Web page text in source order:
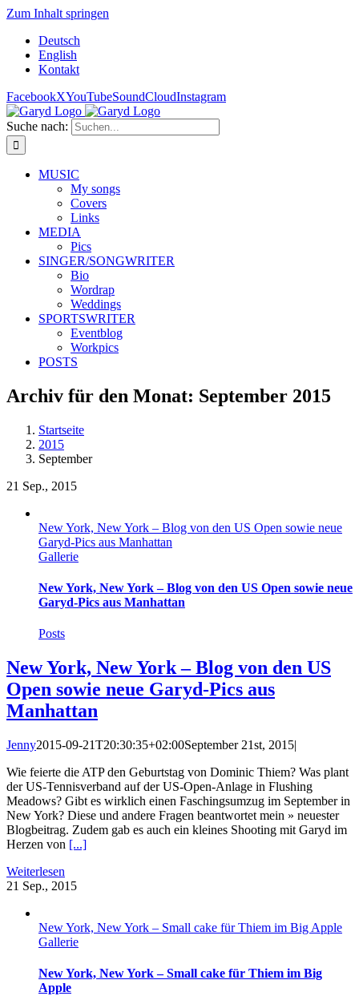
Zum Inhalt springen
Deutsch
English
Kontakt
FacebookXYouTubeSoundCloudInstagram
Suche nach:
MUSIC
My songs
Covers
Links
MEDIA
Pics
SINGER/SONGWRITER
Bio
Wordrap
Weddings
SPORTSWRITER
Eventblog
Workpics
POSTS
Archiv für den Monat: September 2015
Startseite
2015
September
21 Sep., 2015
New York, New York – Blog von den US Open sowie neue
Garyd-Pics aus Manhattan
Gallerie
New York, New York – Blog von den US Open sowie neue
Garyd-Pics aus Manhattan
Posts
New York, New York – Blog von den US
Open sowie neue Garyd-Pics aus
Manhattan
Jenny2015-09-21T20:30:35+02:00September 21st, 2015|
Wie feierte die ATP den Geburtstag von Dominic Thiem? Was plant
der US-Tennisverband auf der US-Open-Anlage in Flushing
Meadows? Gibt es wirklich einen Faschingsumzug im September in
New York? Diese und andere Fragen beantwortet mein » neuester
Blogbeitrag. Zudem gab es auch ein kleines Shooting mit Garyd im
Herzen von [...]
Weiterlesen
21 Sep., 2015
New York, New York – Small cake für Thiem im Big Apple
Gallerie
New York, New York – Small cake für Thiem im Big
Apple